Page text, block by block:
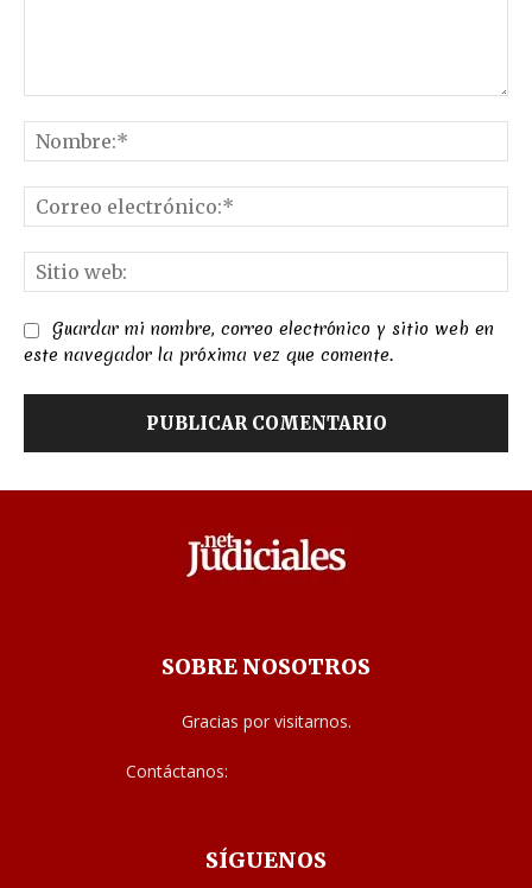
Guardar mi nombre, correo electrónico y sitio web en
este navegador la próxima vez que comente.
SOBRE NOSOTROS
Gracias por visitarnos.
Contáctanos:
SÍGUENOS